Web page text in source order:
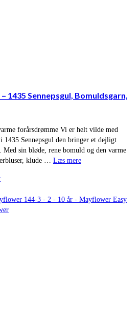
1435 Sennepsgul, Bomuldsgarn,
forårsdrømme Vi er helt vilde med
Sennepsgul den bringer et dejligt
sin bløde, rene bomuld og den varme
klude … Læs mere